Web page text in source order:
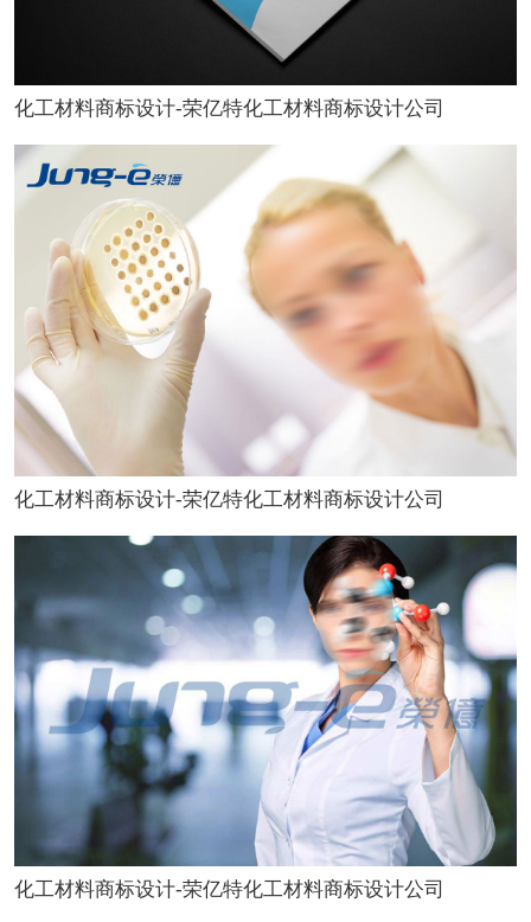
化工材料商标设计-荣亿特化工材料商标设计公司
化工材料商标设计-荣亿特化工材料商标设计公司
化工材料商标设计-荣亿特化工材料商标设计公司